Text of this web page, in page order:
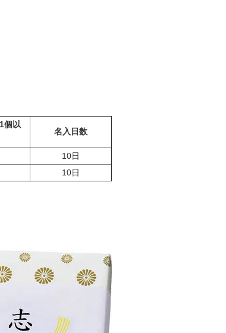
、名刺などの手段によって
込みなどの記入、入力をし
ら当社が間接的に取得する
のため。
理の全部または一部につい
託された当該業務の適切か
個以
名入日数
10日
10日